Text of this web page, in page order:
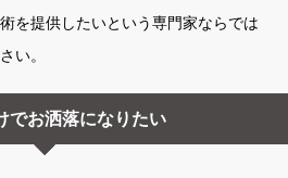
を提供したいという専門家ならでは
い。
でお洒落になりたい